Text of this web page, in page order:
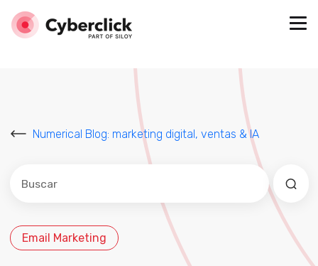
Numerical Blog: marketing digital, ventas & IA
Este es un campo de búsqueda con una función de
No hay sugerencias porque el campo de
Email Marketing